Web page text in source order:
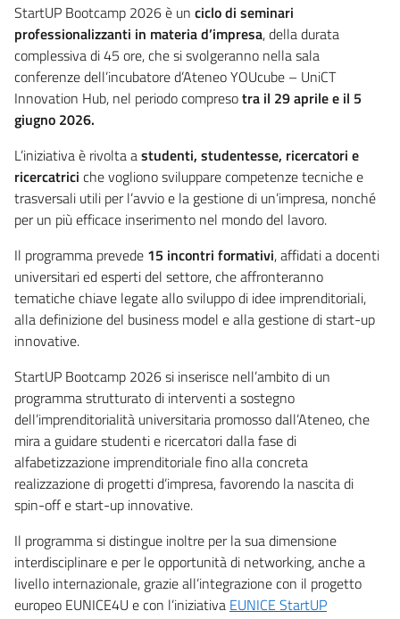
StartUP Bootcamp 2026 è un ciclo di seminari
professionalizzanti in materia d’impresa, della durata
complessiva di 45 ore, che si svolgeranno nella sala
conferenze dell’incubatore d’Ateneo YOUcube – UniCT
Innovation Hub, nel periodo compresotra il 29 aprile e il 5
giugno 2026.
L’iniziativa è rivolta astudenti, studentesse, ricercatori e
ricercatrici che vogliono sviluppare competenze tecniche e
trasversali utili per l’avvio e la gestione di un’impresa, nonché
per un più efficace inserimento nel mondo del lavoro.
Il programma prevede 15 incontri formativi, affidati a docenti
universitari ed esperti del settore, che affronteranno
tematiche chiave legate allo sviluppo di idee imprenditoriali,
alla definizione del business model e alla gestione di start-up
innovative.
StartUP Bootcamp 2026 si inserisce nell’ambito di un
programma strutturato di interventi a sostegno
dell’imprenditorialità universitaria promosso dall’Ateneo, che
mira a guidare studenti e ricercatori dalla fase di
alfabetizzazione imprenditoriale fino alla concreta
realizzazione di progetti d’impresa, favorendo la nascita di
spin-off e start-up innovative.
Il programma si distingue inoltre per la sua dimensione
interdisciplinare e per le opportunità di networking, anche a
livello internazionale, grazie all’integrazione con il progetto
europeo EUNICE4U e con l’iniziativa EUNICE StartUP